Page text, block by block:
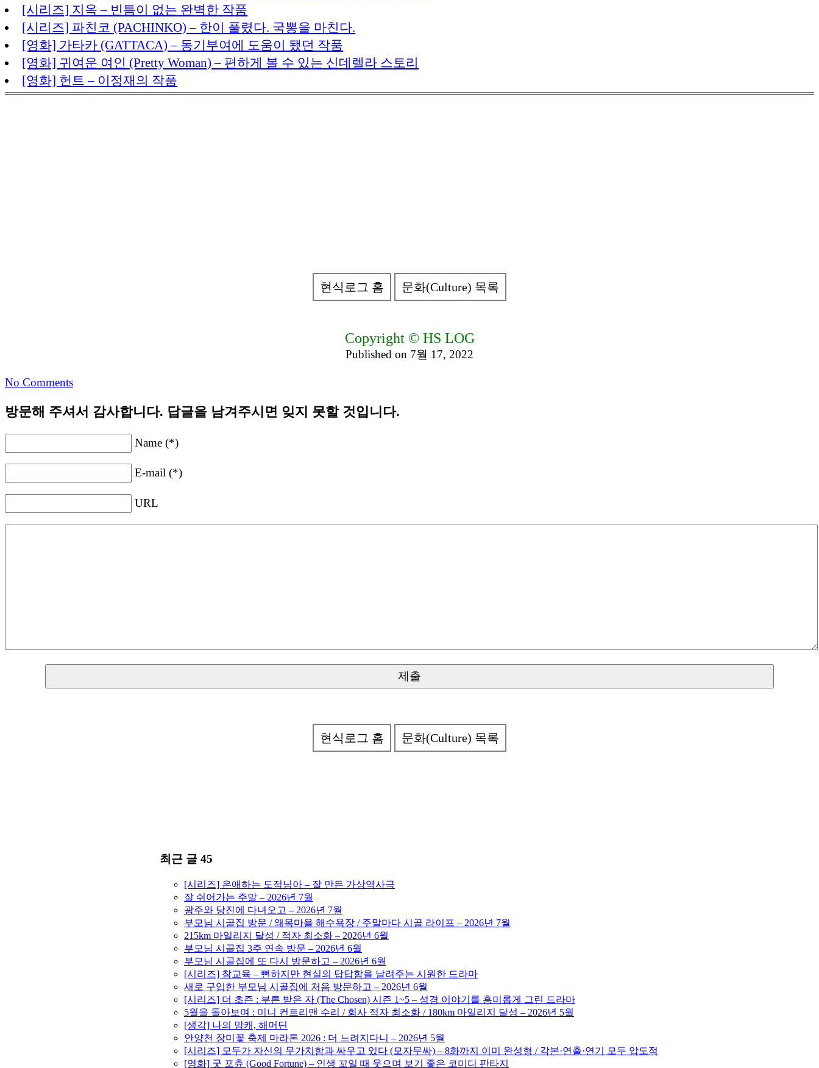
[시리즈] 지옥 – 빈틈이 없는 완벽한 작품
[시리즈] 파친코 (PACHINKO) – 한이 풀렸다. 국뽕을 마친다.
[영화] 가타카 (GATTACA) – 동기부여에 도움이 됐던 작품
[영화] 귀여운 여인 (Pretty Woman) – 편하게 볼 수 있는 신데렐라 스토리
[영화] 헌트 – 이정재의 작품
현식로그 홈 문화(Culture) 목록
Copyright © HS LOG
Published on 7월 17, 2022
No Comments
방문해 주셔서 감사합니다. 답글을 남겨주시면 잊지 못할 것입니다.
Name (*)
E-mail (*)
URL
현식로그 홈 문화(Culture) 목록
최근 글 45
[시리즈] 은애하는 도적님아 – 잘 만든 가상역사극
잘 쉬어가는 주말 – 2026년 7월
광주와 당진에 다녀오고 – 2026년 7월
부모님 시골집 방문 / 왜목마을 해수욕장 / 주말마다 시골 라이프 – 2026년 7월
215km 마일리지 달성 / 적자 최소화 – 2026년 6월
부모님 시골집 3주 연속 방문 – 2026년 6월
부모님 시골집에 또 다시 방문하고 – 2026년 6월
[시리즈] 참교육 – 뻔하지만 현실의 답답함을 날려주는 시원한 드라마
새로 구입한 부모님 시골집에 처음 방문하고 – 2026년 6월
[시리즈] 더 초즌 : 부른 받은 자 (The Chosen) 시즌 1~5 – 성경 이야기를 흥미롭게 그린 드라마
5월을 돌아보며 : 미니 컨트리맨 수리 / 회사 적자 최소화 / 180km 마일리지 달성 – 2026년 5월
[생각] 나의 망캐, 해머딘
안양천 장미꽃 축제 마라톤 2026 : 더 느려지다니 – 2026년 5월
[시리즈] 모두가 자신의 무가치함과 싸우고 있다 (모자무싸) – 8화까지 이미 완성형 / 각본·연출·연기 모두 압도적
[영화] 굿 포츈 (Good Fortune) – 인생 꼬일 때 웃으며 보기 좋은 코미디 판타지